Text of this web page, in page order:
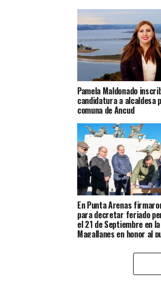
Pamela Maldonado
candidatura a alcaldesa
comuna de Ancud
En Punta Arenas
para decretar feriado
el 21 de Septiembre en
Magallanes en honor al